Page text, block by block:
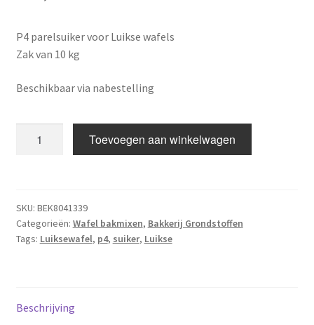
FAQ
P4 parelsuiker voor Luikse wafels
Zak van 10 kg
Beschikbaar via nabestelling
Toevoegen aan winkelwagen
SKU: BEK8041339
Categorieën: Wafel bakmixen, Bakkerij Grondstoffen
Tags: Luiksewafel, p4, suiker, Luikse
Beschrijving